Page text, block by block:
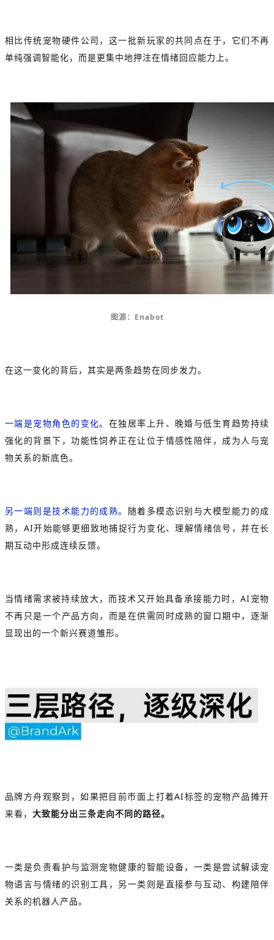
相比传统宠物硬件公司，这一批新玩家的共同点在于，它们不再
单纯强调智能化，而是更集中地押注在情绪回应能力上。
图源：Enabot
在这一变化的背后，其实是两条趋势在同步发力。
一端是宠物角色的变化。 在独居率上升、晚婚与低生育趋势持续
强化的背景下，功能性饲养正在让位于情感性陪伴，成为人与宠
物关系的新底色。
另一端则是技术能力的成熟。 随着多模态识别与大模型能力的成
熟，AI开始能够更细致地捕捉行为变化、理解情绪信号，并在长
期互动中形成连续反馈。
当情绪需求被持续放大，而技术又开始具备承接能力时，AI宠物
不再只是一个产品方向，而是在供需同时成熟的窗口期中，逐渐
显现出的一个新兴赛道雏形。
品牌方舟观察到，如果把目前市面上打着AI标签的宠物产品摊开
来看， 大致能分出三条走向不同的路径。
一类是负责看护与监测宠物健康的智能设备，一类是尝试解读宠
物语言与情绪的识别工具，另一类则是直接参与互动、构建陪伴
关系的机器人产品。